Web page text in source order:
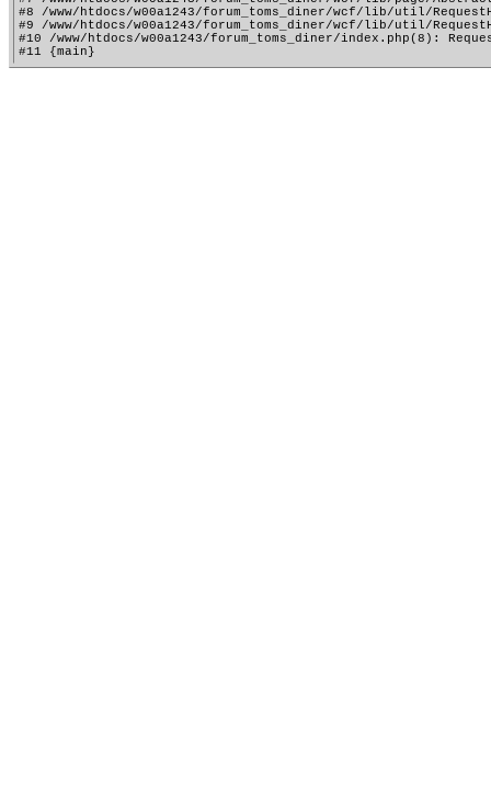
#8 /www/htdocs/w00a1243/forum_toms_diner/wcf/lib/util/
#9 /www/htdocs/w00a1243/forum_toms_diner/wcf/lib/util/
#10 /www/htdocs/w00a1243/forum_toms_diner/index.php(8):
#11 {main}